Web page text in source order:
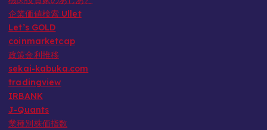
企業価値検索 Ullet
Let’s GOLD
coinmarketcap
政策金利推移
sekai-kabuka.com
tradingview
IRBANK
J-Quants
業種別株価指数